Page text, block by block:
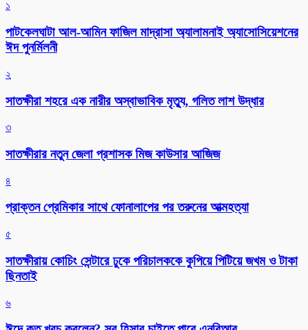
১
পাটকেলঘাটা আল-আমিন ফাজিল মাদ্রাসা অ্যালামনাই অ্যাসোসিয়েশনের
ঈদ পুনর্মিলনী
২
সাতক্ষীরা শহরে এক নারীর অস্বাভাবিক মৃত্যু, গলিত লাশ উদ্ধার
৩
সাতক্ষীরার নতুন জেলা প্রশাসক মিজ কাউসার আজিজ
৪
প্রাক্তন প্রেমিকার সাথে ফোনালাপের পর তরুনের আত্মহত্যা
৫
সাতক্ষীরায় কোচিং সেন্টারে ঢুকে পরিচালককে কুপিয়ে পিটিয়ে জখম ও টাকা
ছিনতাই
৬